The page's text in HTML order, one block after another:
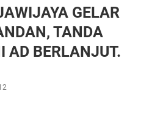
GELAR
TANDA
AD BERLANJUT.